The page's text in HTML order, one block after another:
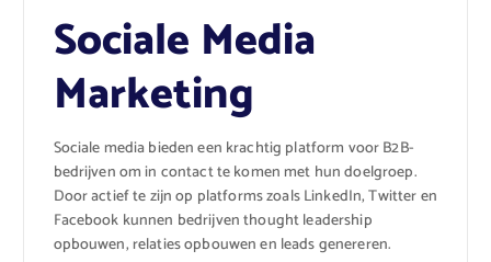
Sociale Media
Marketing
Sociale media bieden een krachtig platform voor B2B-
bedrijven om in contact te komen met hun doelgroep.
Door actief te zijn op platforms zoals LinkedIn, Twitter en
Facebook kunnen bedrijven thought leadership
opbouwen, relaties opbouwen en leads genereren.